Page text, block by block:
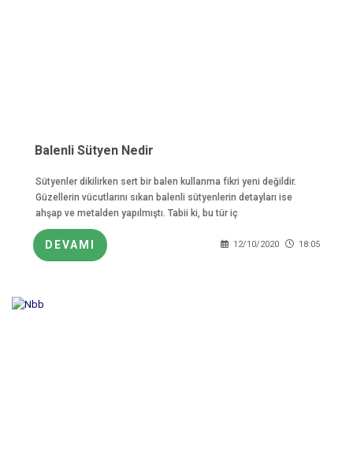
Balenli Sütyen Nedir
Sütyenler dikilirken sert bir balen kullanma fikri yeni değildir.
Güzellerin vücutlarını sıkan balenli sütyenlerin detayları ise
ahşap ve metalden yapılmıştı. Tabii ki, bu tür iç
DEVAMI 12/10/2020 18:05